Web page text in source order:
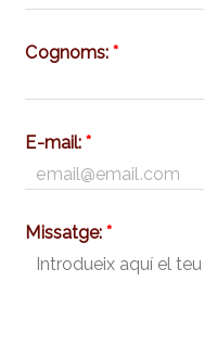
Cognoms:*
E-mail:*
Missatge:*